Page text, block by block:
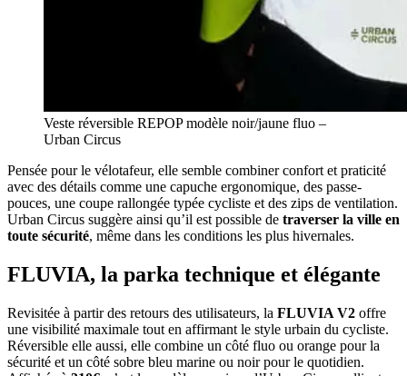
Veste réversible REPOP modèle noir/jaune fluo –
Urban Circus
Pensée pour le vélotafeur, elle semble combiner confort et praticité
avec des détails comme une capuche ergonomique, des passe-
pouces, une coupe rallongée typée cycliste et des zips de ventilation.
Urban Circus suggère ainsi qu’il est possible de traverser la ville en
toute sécurité, même dans les conditions les plus hivernales.
FLUVIA, la parka technique et élégante
Revisitée à partir des retours des utilisateurs, la FLUVIA V2 offre
une visibilité maximale tout en affirmant le style urbain du cycliste.
Réversible elle aussi, elle combine un côté fluo ou orange pour la
sécurité et un côté sobre bleu marine ou noir pour le quotidien.